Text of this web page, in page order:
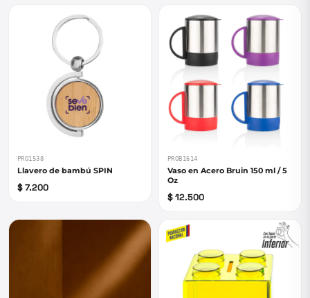
PRO1538
Llavero de bambú SPIN
$ 7.200
PROB1614
Vaso en Acero Bruin 150 ml / 5
Oz
$ 12.500